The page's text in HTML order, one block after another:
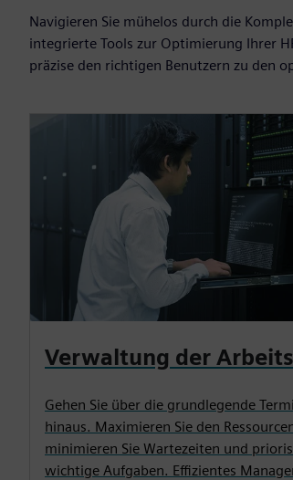
Navigieren Sie mühelos durch die
integrierte Tools zur Optimierung Ihrer
präzise den richtigen Benutzern zu den
Verwaltung der
Gehen Sie über die grundlegende
hinaus. Maximieren Sie den
minimieren Sie Wartezeiten und
wichtige Aufgaben. Effizientes